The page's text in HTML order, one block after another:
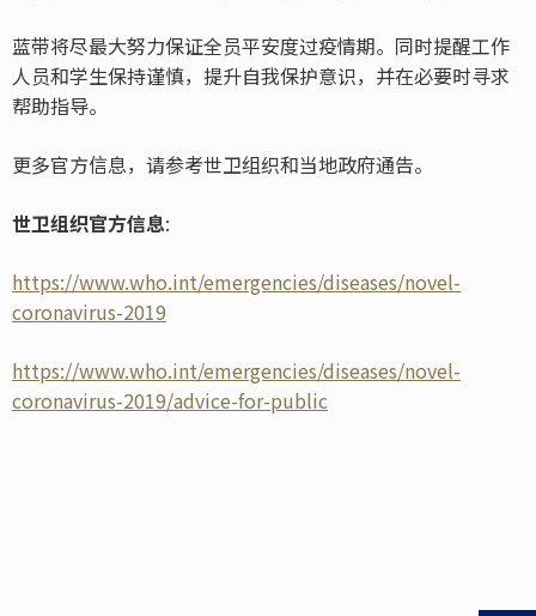
蓝带将尽最大努力保证全员平安度过疫情期。同时提醒工作
人员和学生保持谨慎，提升自我保护意识，并在必要时寻求
帮助指导。
更多官方信息，请参考世卫组织和当地政府通告。
世卫组织官方信息:
https://www.who.int/emergencies/diseases/novel-
coronavirus-2019
https://www.who.int/emergencies/diseases/novel-
coronavirus-2019/advice-for-public